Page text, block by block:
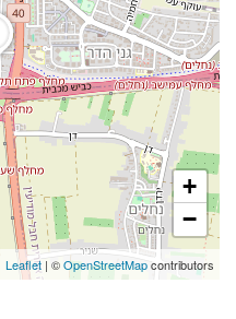
+
−
Leaflet | ©OpenStreetMapcontributors